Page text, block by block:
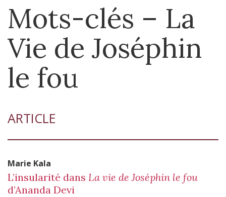
Mots-clés – La
Vie de Joséphin
le fou
ARTICLE
Marie Kala
L’insularité dans La vie de Joséphin le fou
d’Ananda Devi